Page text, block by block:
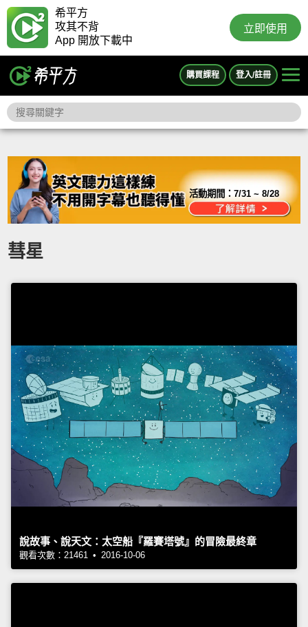
希平方
攻其不背
App 開放下載中
立即使用
購買課程 登入/註冊
活動期間：7/31 ~ 8/28
彗星
說故事、說天文：太空船『羅賽塔號』的冒險最終章
觀看次數：21461 • 2016-10-06